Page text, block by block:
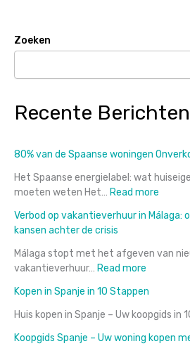
Zoeken
Recente Berichten
80% van de Spaanse woningen
Het Spaanse energielabel: wat
moeten weten Het… Read more
van
dit
Verbod op vakantieverhuur in Málaga:
kansen achter de crisis
Málaga stopt met het afgeven van
vakantieverhuur… Read more
op
Málaga:
Kopen in Spanje in 10 Stappen
Huis kopen in Spanje – Uw koopgids in
Koopgids Spanje – Uw woning kopen